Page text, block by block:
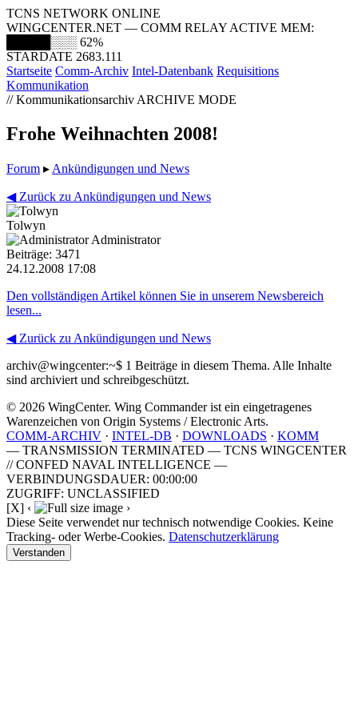
TCNS NETWORK ONLINE
WINGCENTER.NET — COMM RELAY ACTIVE MEM:
█████░░░ 62%
STARDATE 2683.111
Startseite Comm-Archiv Intel-Datenbank Requisitions
Kommunikation
// Kommunikationsarchiv ARCHIVE MODE
Frohe Weihnachten 2008!
Forum ▸ Ankündigungen und News
◀ Zurück zu Ankündigungen und News
Tolwyn
Administrator
Beiträge: 3471
24.12.2008 17:08
Den vollständigen Artikel können Sie in unserem Newsbereich
lesen...
◀ Zurück zu Ankündigungen und News
archiv@wingcenter:~$ 1 Beiträge in diesem Thema. Alle Inhalte
sind archiviert und schreibgeschützt.
© 2026 WingCenter. Wing Commander ist ein eingetragenes
Warenzeichen von Origin Systems / Electronic Arts.
COMM-ARCHIV · INTEL-DB · DOWNLOADS · KOMM
— TRANSMISSION TERMINATED — TCNS WINGCENTER
// CONFED NAVAL INTELLIGENCE —
VERBINDUNGSDAUER: 00:00:00
ZUGRIFF: UNCLASSIFIED
[X] ‹
›
Diese Seite verwendet nur technisch notwendige Cookies. Keine
Tracking- oder Werbe-Cookies. Datenschutzerklärung
Verstanden